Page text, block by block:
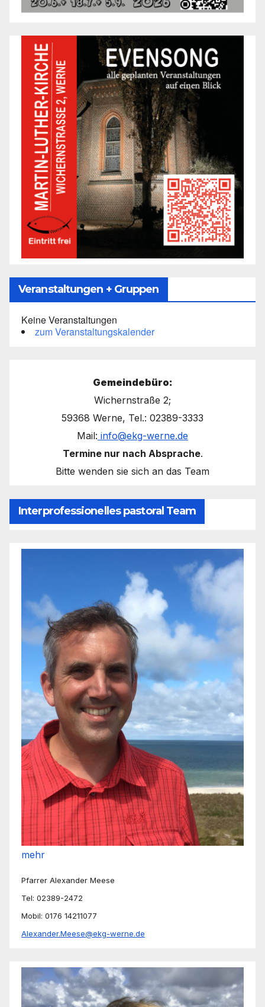
Veranstaltungen + Gruppen
Keine Veranstaltungen
zum Veranstaltungskalender
Gemeindebüro:
Wichernstraße 2;
59368 Werne, Tel.: 02389-3333
Mail: info@ekg-werne.de
Termine nur nach Absprache.
Bitte wenden sie sich an das Team
Interprofessionelles pastoral Team
mehr
Pfarrer Alexander Meese
Tel: 02389-2472
Mobil: 0176 14211077
Alexander.Meese@ekg-werne.de